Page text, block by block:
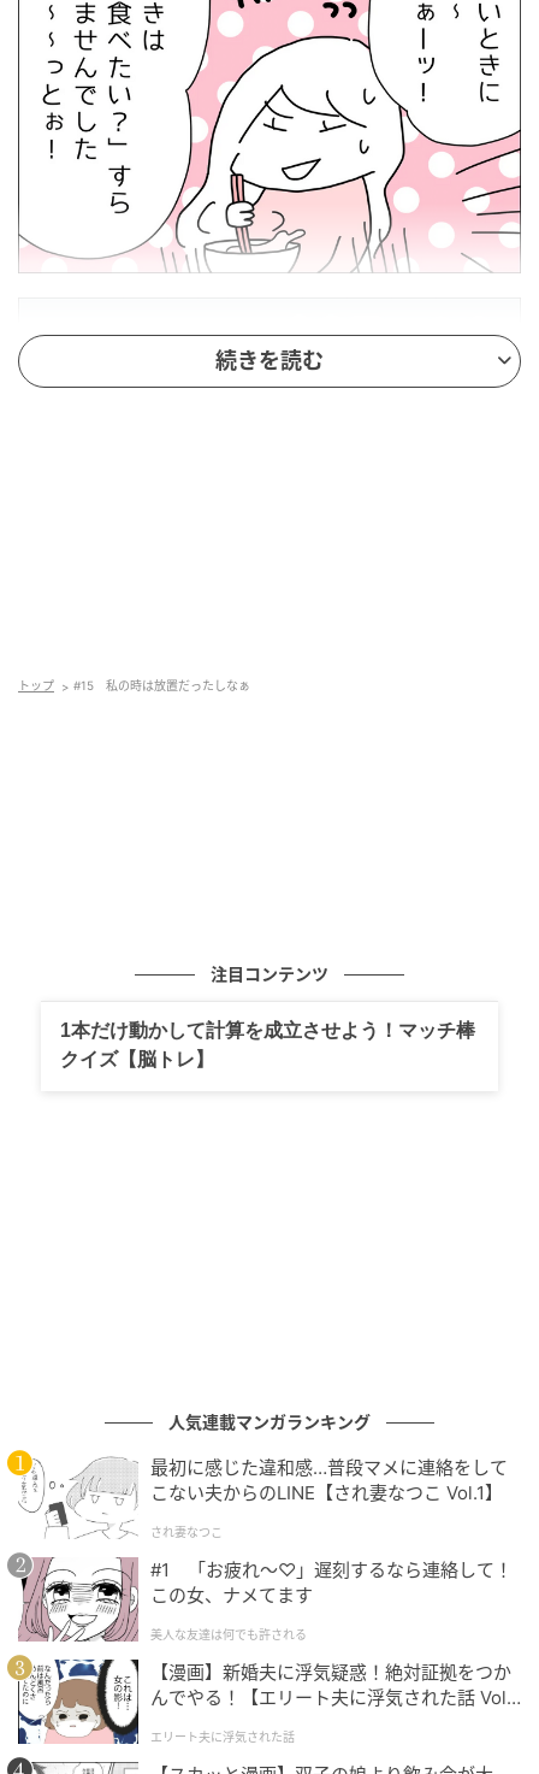
続きを読む
トップ #15 私の時は放置だったしなぁ
注目コンテンツ
1本だけ動かして計算を成立させよう！マッチ棒
クイズ【脳トレ】
人気連載マンガランキング
最初に感じた違和感…普段マメに連絡をして
こない夫からのLINE【され妻なつこ Vol.1】
され妻なつこ
#1 「お疲れ〜♡」遅刻するなら連絡して！
この女、ナメてます
美人な友達は何でも許される
【漫画】新婚夫に浮気疑惑！絶対証拠をつか
んでやる！【エリート夫に浮気された話 Vol.
エリート夫に浮気された話